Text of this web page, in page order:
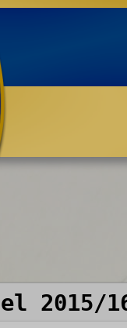
2015/